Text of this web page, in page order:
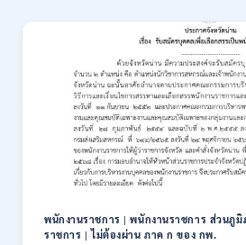
สมัคร
พนักงาน
ราชการ
รูป
แบบ
พิเศษ
111
อัตรา
/
ปวส.
ป.ตรี
หลาย
พนักงานราชการ |พนักงานราชการ ส่วนภูมิ
ราชการ |ไม่ต้องผ่าน ภาค ก ของ กพ.